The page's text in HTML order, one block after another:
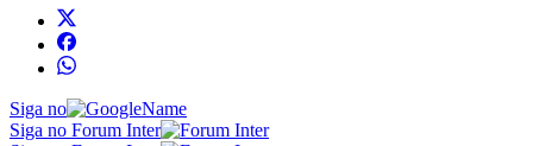
Siga no
Siga no Forum Inter